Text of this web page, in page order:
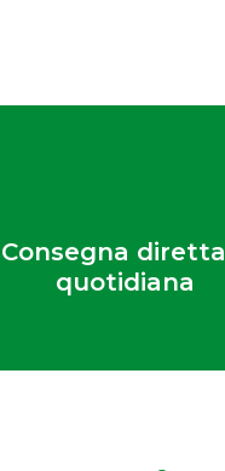
Consegna
quotidiana